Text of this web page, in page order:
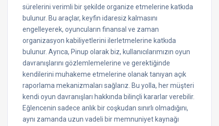
sürelerini verimli bir şekilde organize etmelerine katkıda
bulunur. Bu araçlar, keyfin idaresiz kalmasını
engelleyerek, oyuncuların finansal ve zaman
organizasyon kabiliyetlerini ilerletmelerine katkıda
bulunur. Ayrıca, Pinup olarak biz, kullanıcılarımızın oyun
davranışlarını gözlemlemelerine ve gerektiğinde
kendilerini muhakeme etmelerine olanak tanıyan açık
raporlama mekanizmaları sağlarız. Bu yolla, her müşteri
kendi oyun davranışları hakkında bilinçli kararlar verebilir.
Eğlencenin sadece anlık bir coşkudan sınırlı olmadığını,
aynı zamanda uzun vadeli bir memnuniyet kaynağı